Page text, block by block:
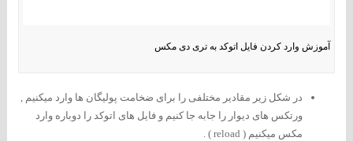
آموزش وارد کردن فایل اتوکد به تری دی مکس
در شکل زیر مقادیر مختلفی را برای ضخامت پولیگان ها وارد میکنیم ,
ورتکس های دیوار را جابه جا کنیم و فایل های اتوکد را دوباره وارد
مکس میکنیم ( reload ) .